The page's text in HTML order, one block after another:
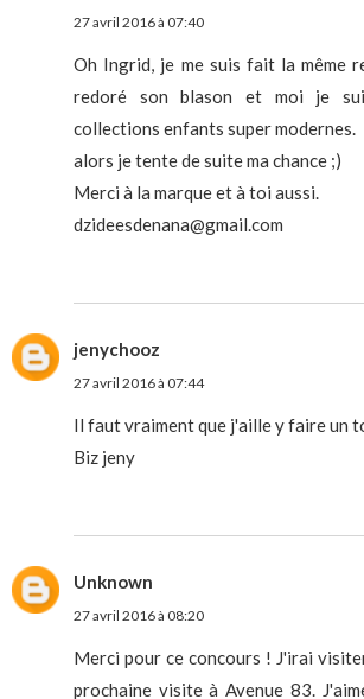
27 avril 2016 à 07:40
Oh Ingrid, je me suis fait la même
redoré son blason et moi je
collections enfants super modernes.
alors je tente de suite ma chance ;)
Merci à la marque et à toi aussi.
dzideesdenana@gmail.com
jenychooz
27 avril 2016 à 07:44
Il faut vraiment que j'aille y faire un
Biz jeny
Unknown
27 avril 2016 à 08:20
Merci pour ce concours ! J'irai
prochaine visite à Avenue 83.